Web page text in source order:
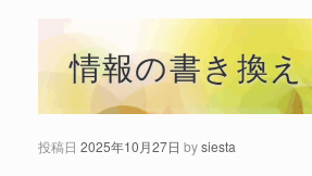
情報の書き換え
投稿日 2025年10月27日 bysiesta